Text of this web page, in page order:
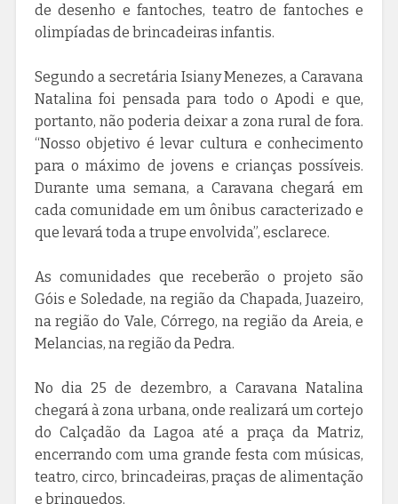
de desenho e fantoches, teatro de fantoches e
olimpíadas de brincadeiras infantis.
Segundo a secretária Isiany Menezes, a Caravana
Natalina foi pensada para todo o Apodi e que,
portanto, não poderia deixar a zona rural de fora.
“Nosso objetivo é levar cultura e conhecimento
para o máximo de jovens e crianças possíveis.
Durante uma semana, a Caravana chegará em
cada comunidade em um ônibus caracterizado e
que levará toda a trupe envolvida”, esclarece.
As comunidades que receberão o projeto são
Góis e Soledade, na região da Chapada, Juazeiro,
na região do Vale, Córrego, na região da Areia, e
Melancias, na região da Pedra.
No dia 25 de dezembro, a Caravana Natalina
chegará à zona urbana, onde realizará um cortejo
do Calçadão da Lagoa até a praça da Matriz,
encerrando com uma grande festa com músicas,
teatro, circo, brincadeiras, praças de alimentação
e brinquedos.